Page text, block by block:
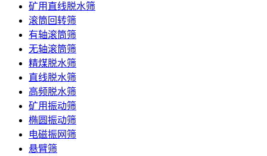
矿用直线脱水筛
滚筒回转筛
有轴滚筒筛
无轴滚筒筛
精煤脱水筛
直线脱水筛
高频脱水筛
矿用振动筛
椭圆振动筛
电磁振网筛
悬臂筛